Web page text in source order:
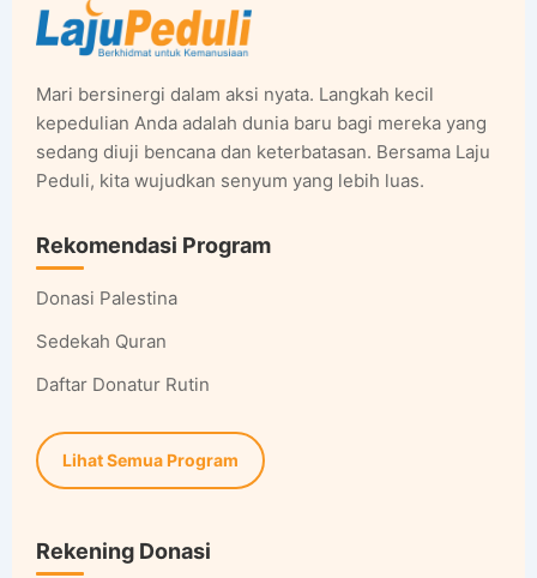
Mari bersinergi dalam aksi nyata. Langkah kecil
kepedulian Anda adalah dunia baru bagi mereka yang
sedang diuji bencana dan keterbatasan. Bersama Laju
Peduli, kita wujudkan senyum yang lebih luas.
Rekomendasi Program
Donasi Palestina
Sedekah Quran
Daftar Donatur Rutin
Lihat Semua Program
Rekening Donasi